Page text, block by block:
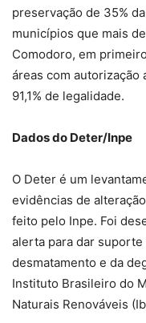
preservação de 35%
municípios que mais
Comodoro, em
áreas com autorização
91,1% de legalidade.
Dados do Deter/Inpe
O Deter é um
evidências de
feito pelo Inpe. Foi
alerta para dar
desmatamento e da
Instituto Brasileiro do
Naturais Renováveis